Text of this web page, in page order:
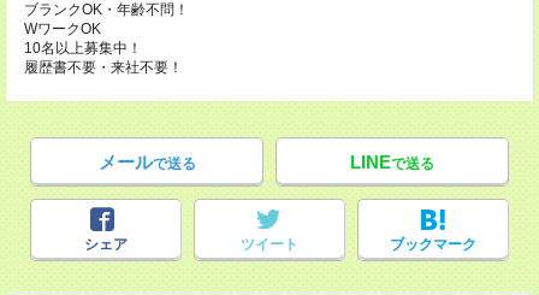
ブランクOK・年齢不問！
WワークOK
10名以上募集中！
履歴書不要・来社不要！
メールで送る LINEで送る
シェア ツイート ブックマーク